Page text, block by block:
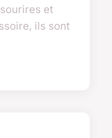
et
ils sont